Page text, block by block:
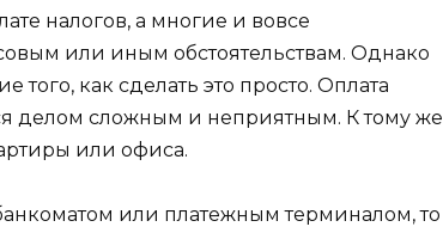
налогов, а многие и вовсе
или иным обстоятельствам. Однако
как сделать это просто. Оплата
делом сложным и неприятным. К тому же
или офиса.
или платежным терминалом, то